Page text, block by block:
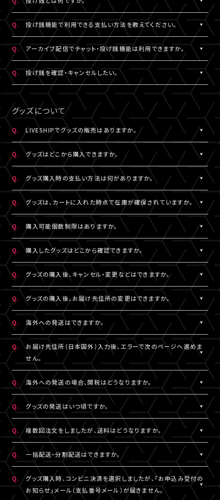
iOS：なし
Android：Chrome
なお、ユーザーがニックネームを変更した場合であっても、過去の
チャットのニックネームは変更されず、変更前のニックネームが表
示されます。
※ニックネームの登録・編集は配信視聴ページからも設定いただ
けます。
※コミュニティ機能が設定されている配信では、コミュニティ機能
とチャット機能のニックネーム設定は連動されます。
※公演によってはX連携をご利用いただけない場合があります。
欄上部「×」印）を押下すると、チャット非表示となります。 また、全
画面表示にした場合も、チャットは非表示になります。
A.
配信中にチップを送ることができる機能です。
投げ銭機能をご利用の場合は、「マイページ」内「基本情報」にござ
います「決済情報」にてクレジットカード決済情報のご登録いただ
くか、
配信中に配信視聴ページよりクレジットカード決済情報のご登録
をお願いいたします。
※公演によっては、投げ銭機能をご利用いただけない場合があり
ます。
Q. 投げ銭機能で利用できる支払い方法を教えてください。
クレジットカード決済をご利用いただけます。
投げ銭機能をご利用の場合は、「マイページ」内「基本情報」にござ
います「決済情報」にてクレジットカード決済情報のご登録いただ
くか、
配信中に配信視聴ページよりクレジットカード決済情報のご登録
をお願いいたします。
なお、決済方法については今後追加される可能性がございます。
Q. アーカイブ配信でチャット・投げ銭機能は利用できますか。
公演により異なります。チケット販売ページなどでご確認ください。
Q. 投げ銭を確認・キャンセルしたい。
投げ銭をキャンセルすることはできません。投げ銭機能をご利用の
場合は、金額に誤りがないか確認のうえ、ご利用ください。
複数回クリックにより、重複課金となる可能性がございますので、
ご注意ください。
※ご利用になった投げ銭は「マイページ」内「投げ銭履歴」よりご
確認いただけます。
グッズについて
Q. LIVESHIPでグッズの販売はありますか。
グッズの販売有無は各配信により異なります。
Q. グッズはどこから購入できますか。
各配信視聴ページなどでご購入いただけます。
LIVESHIPにご登録のA!-ID（メールアドレス）でログインのうえ、ご
利用ください。
※グッズをご購入いただくには、LIVESHIPへの会員登録が必要と
なります。
※LIVESHIPへの会員登録については ［Q:LIVESHIPを利用するに
はどうすればいいですか。］をご参照ください。
Q. グッズ購入時の支払い方法は何がありますか。
クレジットカード決済、コンビニ決済がご利用いただけます。
Q. グッズは、カートに入れた時点で在庫が確保されていますか。
カートに入れた時点では在庫確保とはなりません。
ご注文手続きが完了した時点で在庫確保となります。
ただしコンビニ決済をご利用の場合、支払い期限を過ぎると在庫
確保はリセットされますので予めご了承ください。
Q. 購入可能個数制限はありますか。
A.
公演・グッズにより異なります。グッズ商品詳細ページなどでご確
認ください。
Q. 購入したグッズはどこから確認できますか。
A.
「決済完了のお知らせ」メール、または「マイページ」内「グッズ購入
情報」よりご確認いただけます。
Q. グッズの購入後、キャンセル・変更などはできますか。
A.
お客様都合による商品購入後の注文内容の変更・キャンセル・返
品・交換は一切お受けできません。
また、一度決済を完了された決済手段を変更することもできません
のでご注意ください。
Q. グッズの購入後、お届け先住所の変更はできますか。
A.
購入後、「マイページ」内「グッズ購入情報」にて、配送状況が「出荷
準備前」の場合に変更が可能です。
※発送先が日本国外の場合、購入後の住所変更はできません。予
めご了承ください。
Q. 海外への発送はできますか。
A.
公演・グッズにより異なります。グッズ商品詳細ページなどでご確
認ください。
Q.
お届け先住所（日本国外）入力後、エラーで次のページへ進めま
せん。
A.
日本国外の郵便番号をご入力する際、システムの仕様上、正しく郵
便番号を入力しているにも関わらずエラーとなる場合がございま
す。
その場合は、末尾1桁か2桁を削除、もしくは未記入にてお手続きを
お試しください。
Q. 海外への発送の場合、関税はどうなりますか。
A.
関税はお客様ご自身でお支払いください。関税の計算は各国税関
の判断によります。
また、現地税関での商品配達停止に関しては、当サービスは一切
の責任を負いかねます。
DHLにおきましては現地カスタマーサービスにお問い合わせくだ
さい。
http://www.dhl.com/en/contact_center.html
Q. グッズの発送はいつ頃ですか。
A.
公演・グッズにより異なります。「マイページ」内「グッズ購入情報」
にて発送状況の確認ができます。
※グッズの発送後、「グッズ発送完了のお知らせ」メールが配信さ
れます。
通信の関係上、メールが届かない可能性もございますので、必ず、
「マイページ」内「グッズ購入情報」よりご確認ください。
Q. 複数回注文をしましたが、送料はどうなりますか。
A.
注文番号ごとに送料がかかります。
同日・同公演の注文でも、注文番号が異なれば送料は都度発生
し、注文番号の異なる商品をまとめて発送することはできません。
Q. 一括配送・分割配送はできますか。
A.
注文番号ごとの発送となります。
同日・同公演の注文でも、注文番号の異なる商品をまとめて、また
は分割して発送することはできません。
Q.
グッズ購入時、コンビニ決済を選択しましたが、「お申込み受付の
お知らせ」メール（支払番号メール）が届きません。